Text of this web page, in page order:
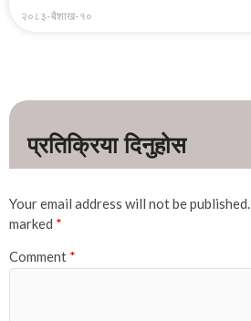
२०८३-बैशाख-१०
Your email address will not be published.
marked *
Comment *